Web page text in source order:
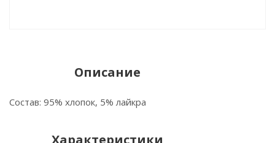
Описание
Состав: 95% хлопок, 5% лайкра
Характеристики